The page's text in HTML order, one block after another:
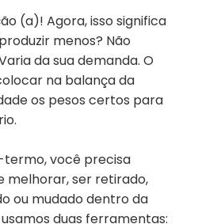
(a)! Agora, isso significa
menos? Não
da sua demanda. O
na balança da
os pesos certos para
você precisa
melhorar, ser retirado,
ou mudado dentro da
duas ferramentas: